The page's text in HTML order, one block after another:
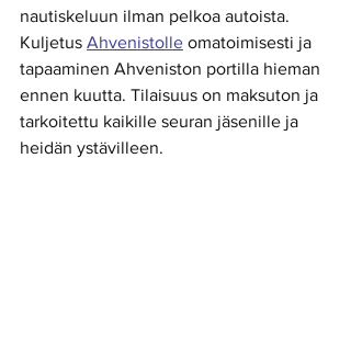
nautiskeluun ilman pelkoa autoista.
Kuljetus Ahvenistolle omatoimisesti ja
tapaaminen Ahveniston portilla hieman
ennen kuutta. Tilaisuus on maksuton ja
tarkoitettu kaikille seuran jäsenille ja
heidän ystävilleen.